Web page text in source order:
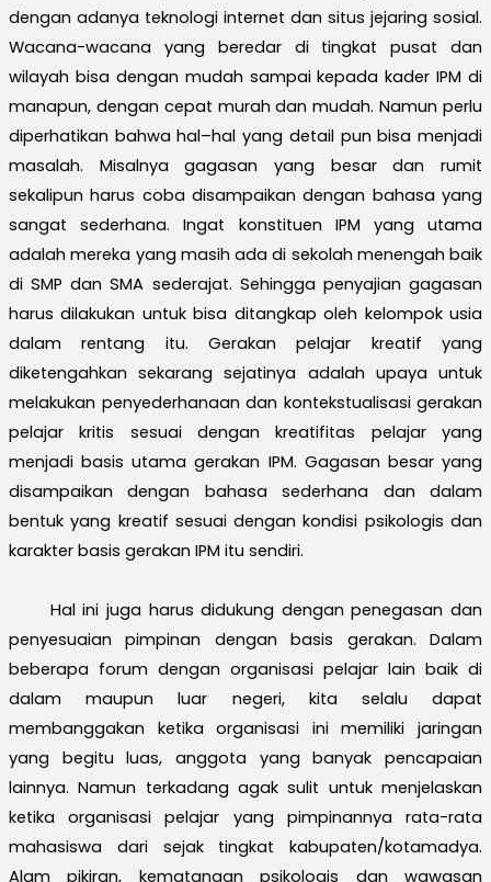
dengan adanya teknologi internet dan situs jejaring sosial.
Wacana-wacana yang beredar di tingkat pusat dan
wilayah bisa dengan mudah sampai kepada kader IPM di
manapun, dengan cepat murah dan mudah. Namun perlu
diperhatikan bahwa hal–hal yang detail pun bisa menjadi
masalah. Misalnya gagasan yang besar dan rumit
sekalipun harus coba disampaikan dengan bahasa yang
sangat sederhana. Ingat konstituen IPM yang utama
adalah mereka yang masih ada di sekolah menengah baik
di SMP dan SMA sederajat. Sehingga penyajian gagasan
harus dilakukan untuk bisa ditangkap oleh kelompok usia
dalam rentang itu. Gerakan pelajar kreatif yang
diketengahkan sekarang sejatinya adalah upaya untuk
melakukan penyederhanaan dan kontekstualisasi gerakan
pelajar kritis sesuai dengan kreatifitas pelajar yang
menjadi basis utama gerakan IPM. Gagasan besar yang
disampaikan dengan bahasa sederhana dan dalam
bentuk yang kreatif sesuai dengan kondisi psikologis dan
karakter basis gerakan IPM itu sendiri.
Hal ini juga harus didukung dengan penegasan dan
penyesuaian pimpinan dengan basis gerakan. Dalam
beberapa forum dengan organisasi pelajar lain baik di
dalam maupun luar negeri, kita selalu dapat
membanggakan ketika organisasi ini memiliki jaringan
yang begitu luas, anggota yang banyak pencapaian
lainnya. Namun terkadang agak sulit untuk menjelaskan
ketika organisasi pelajar yang pimpinannya rata-rata
mahasiswa dari sejak tingkat kabupaten/kotamadya.
Alam pikiran, kematangan psikologis dan wawasan